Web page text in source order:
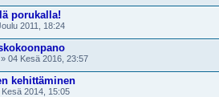
porukalla!
2011, 18:24
» 04 Kesä 2016, 23:57
kehittäminen
Kesä 2014, 15:05